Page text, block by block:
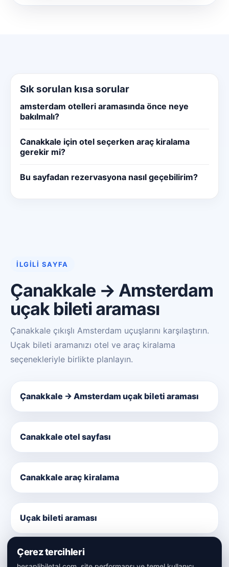
Sık sorulan kısa sorular
amsterdam otelleri aramasında önce neye
bakılmalı?
Canakkale için otel seçerken araç kiralama
gerekir mi?
Bu sayfadan rezervasyona nasıl geçebilirim?
İLGILI SAYFA
Çanakkale → Amsterdam
uçak bileti araması
Çanakkale çıkışlı Amsterdam uçuşlarını karşılaştırın.
Uçak bileti aramanızı otel ve araç kiralama
seçenekleriyle birlikte planlayın.
Çanakkale → Amsterdam uçak bileti araması
Canakkale otel sayfası
Canakkale araç kiralama
Uçak bileti araması
Çerez tercihleri